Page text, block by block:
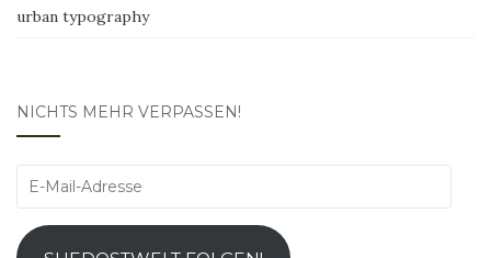
urban typography
NICHTS MEHR VERPASSEN!
E-
Adresse